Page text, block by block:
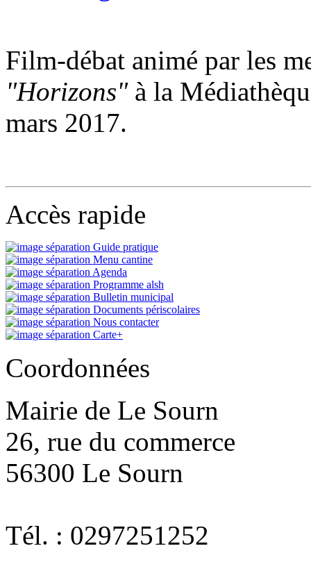
Film-débat animé par les
"Horizons"à la
mars 2017.
Accès rapide
Guide pratique
Menu cantine
Agenda
Programme alsh
Bulletin municipal
Documents périscolaires
Nous contacter
Carte+
Coordonnées
Mairie de Le Sourn
26, rue du commerce
56300 Le Sourn
Tél. : 0297251252